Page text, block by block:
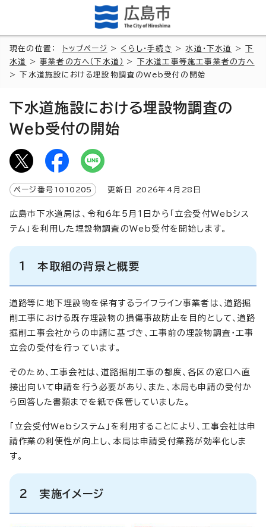
現在の位置： トップページ > くらし・手続き >水道・下水道 >下
水道
>事業者の方へ（下水道） > 下水道工事等施工事業者の方へ
> 下水道施設における埋設物調査のWeb受付の開始
下水道施設における埋設物調査の
Web受付の開始
ページ番号 1010205 更新日 2026年4月 28 日
広島市下水道局は、令和6年5月1日から「立会受付Webシス
テム」を利用した埋設物調査のWeb受付を開始します。
1 本取組の背景と概要
道路等に地下埋設物を保有するライフライン事業者は、道路掘
削工事における既存埋設物の損傷事故防止を目的として、道路
掘削工事会社からの申請に基づき、工事前の埋設物調査・工事
立会の受付を行っています。
そのため、工事会社は、道路掘削工事の都度、各区の窓口へ直
接出向いて申請を行う必要があり、また、本局も申請の受付か
ら回答した書類までを紙で保管していました。
「立会受付Webシステム」を利用することにより、工事会社は申
請作業の利便性が向上し、本局は申請受付業務が効率化しま
す。
2 実施イメージ